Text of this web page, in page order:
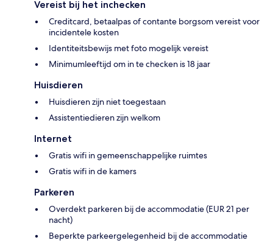
Vereist bij het inchecken
Creditcard, betaalpas of contante borgsom vereist voor
incidentele kosten
Identiteitsbewijs met foto mogelijk vereist
Minimumleeftijd om in te checken is 18 jaar
Huisdieren
Huisdieren zijn niet toegestaan
Assistentiedieren zijn welkom
Internet
Gratis wifi in gemeenschappelijke ruimtes
Gratis wifi in de kamers
Parkeren
Overdekt parkeren bij de accommodatie (EUR 21 per
nacht)
Beperkte parkeergelegenheid bij de accommodatie